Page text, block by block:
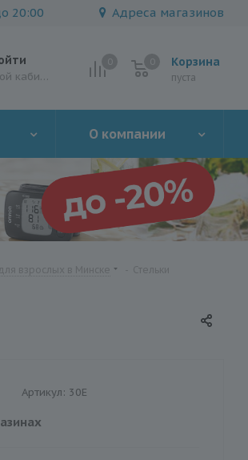
20:00 Адреса магазинов
Корзина
пуста
Мой кабинет
О компании
Артикул: 30Е